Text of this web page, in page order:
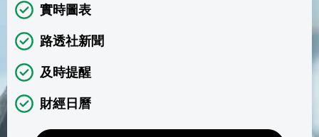
實時圖表
路透社新聞
及時提醒
財經日曆